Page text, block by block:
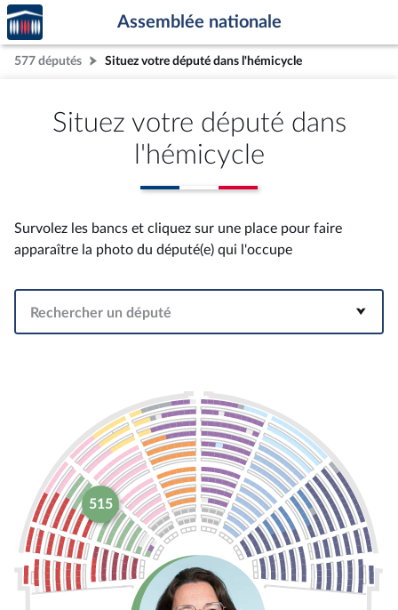
Aller au contenu
Aller en bas de la page
Accèder
à la
page
d'accueil
Assemblée nationale
577 députés Situez votre député dans l'hémicycle
Situez votre député dans
l'hémicycle
Survolez les bancs et cliquez sur une place pour faire
apparaître la photo du député(e) qui l'occupe
Rechercher un député
515